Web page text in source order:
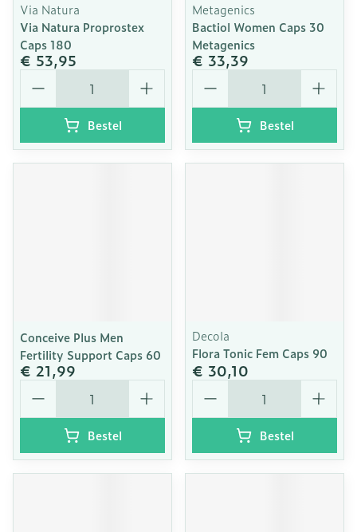
Via Natura
Via Natura Proprostex
Caps 180
€ 53,95
Aantal
Bestel
Metagenics
Bactiol Women Caps 30
Metagenics
€ 33,39
Aantal
Bestel
Conceive Plus Men
Fertility Support Caps 60
€ 21,99
Aantal
Bestel
Decola
Flora Tonic Fem Caps 90
€ 30,10
Aantal
Bestel